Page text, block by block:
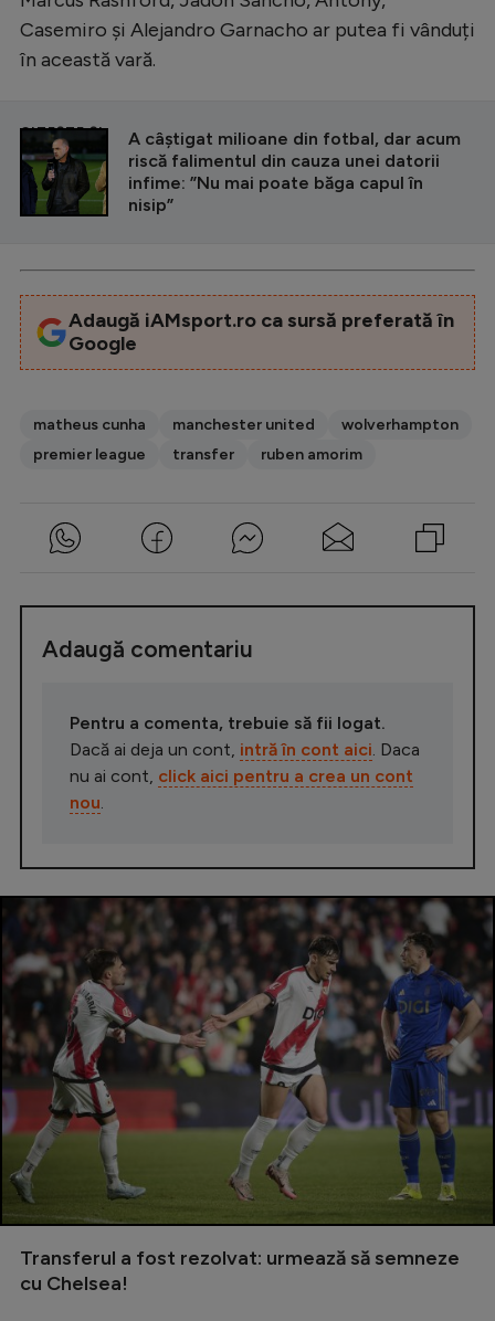
Casemiro și Alejandro Garnacho ar putea fi vânduți
în această vară.
CITEȘTE ȘI
A câștigat milioane din fotbal, dar acum
riscă falimentul din cauza unei datorii
infime: ”Nu mai poate băga capul în
nisip”
Adaugă iAMsport.ro ca sursă preferată în
Google
matheus cunha manchester united
wolverhampton
premier league
transfer ruben amorim
Adaugă comentariu
Pentru a comenta, trebuie să fii logat.
Dacă ai deja un cont, intră în cont aici. Daca
nu ai cont, click aici pentru a crea un cont
nou.
Transferul a fost rezolvat: urmează să semneze
cu Chelsea!